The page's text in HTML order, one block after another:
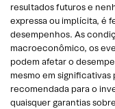
resultados futuros e
expressa ou implícita, é
desempenhos. As
macroeconômico, os
podem afetar o
mesmo em
recomendada para o
quaisquer garantias